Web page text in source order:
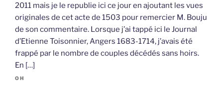
2011 mais je le republie ici ce jour en ajoutant les vues
originales de cet acte de 1503 pour remercier M. Bouju
de son commentaire. Lorsque j’ai tappé ici le Journal
d’Etienne Toisonnier, Angers 1683-1714, j’avais été
frappé par le nombre de couples décédés sans hoirs.
En […]
OH